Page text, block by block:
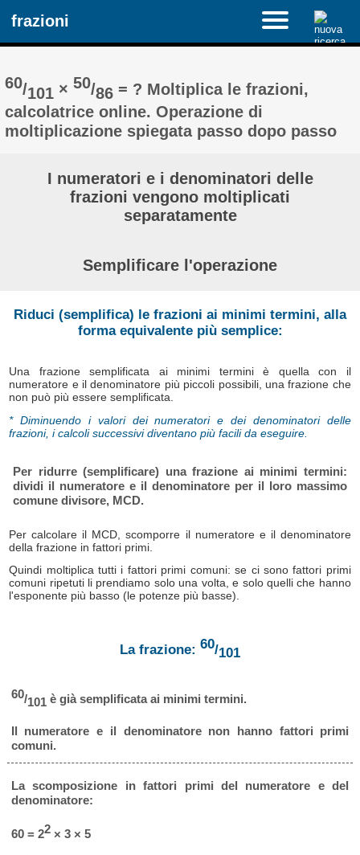
frazioni
60/101 ×50/86 = ? Moltiplica le frazioni,
calcolatrice online. Operazione di
moltiplicazione spiegata passo dopo passo
I numeratori e i denominatori delle
frazioni vengono moltiplicati
separatamente
Semplificare l'operazione
Riduci (semplifica) le frazioni ai minimi termini, alla
forma equivalente più semplice:
Una frazione semplificata ai minimi termini è quella con il
numeratore e il denominatore più piccoli possibili, una frazione che
non può più essere semplificata.
* Diminuendo i valori dei numeratori e dei denominatori delle
frazioni, i calcoli successivi diventano più facili da eseguire.
Per ridurre (semplificare) una frazione ai minimi termini:
dividi il numeratore e il denominatore per il loro massimo
comune divisore, MCD.
Per calcolare il MCD, scomporre il numeratore e il denominatore
della frazione in fattori primi.
Quindi moltiplica tutti i fattori primi comuni: se ci sono fattori primi
comuni ripetuti li prendiamo solo una volta, e solo quelli che hanno
l'esponente più basso (le potenze più basse).
La frazione: 60/101
60/101 è già semplificata ai minimi termini.
Il numeratore e il denominatore non hanno fattori primi
comuni.
La scomposizione in fattori primi del numeratore e del
denominatore:
60 = 22× 3 × 5